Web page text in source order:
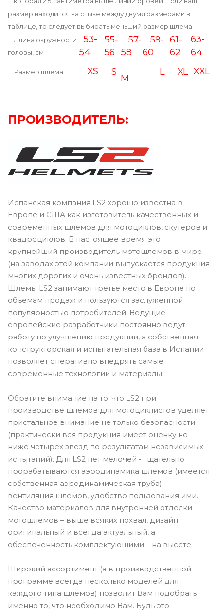
размер находится на стыке между двумя размерами в
таблице, то следует выбирать меньший размер шлема.
Длина окружности
головы, см
53-
54
55-
56
57-
58
59-
60
61-
62
63-
64
Размер шлема XS S
M
L XL XXL
ПРОИЗВОДИТЕЛЬ:
Испанская компания LS2 хорошо известна в
Европе и США как изготовитель качественных и
современных шлемов для мотоциклов, скутеров и
квадроциклов. В настоящее время это
крупнейший производитель мотошлемов в мире
(на заводах этой компании выпускается продукция
многих дорогих и очень известных брендов).
Шлемы LS2 занимают третье место в Европе по
объемам продаж и пользуются заслуженной
популярностью потребителей. Ведущие
европейские разработчики постоянно ведут
работу по улучшению продукции, а собственная
конструкторская и испытательная база в Испании
позволяет оперативно внедрять самые
современные технологии и материалы.
Обратите внимание на то, что LS2 при
производстве шлемов для мотоциклистов уделяет
пристальное внимание не только безопасности
(практически вся продукция имеет оценку не
ниже четырех звезд по результатам независимых
испытаний). Для LS2 нет мелочей - тщательно
прорабатываются аэродинамика шлемов (имеется
собственная аэродинамическая труба),
вентиляция шлемов, удобство пользования ими.
Качество материалов для внутренней отделки
мотошлемов – выше всяких похвал, дизайн
оригинальный и всегда актуальный, а
обеспеченность комплектующими – на высоте.
Широкий ассортимент (а в производственной
программе всегда несколько моделей для
каждого типа шлемов) позволит Вам подобрать
именно то, что необходимо Вам. Будь это